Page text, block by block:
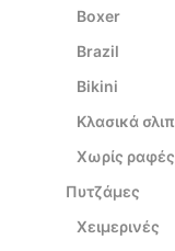
Boxer
Brazil
Bikini
Κλασικά σλιπ
Χωρίς ραφές
Πυτζάμες
Χειμερινές